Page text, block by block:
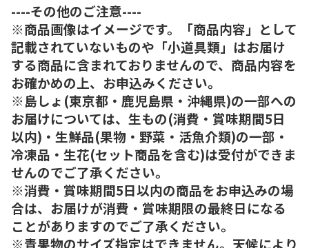
----その他のご注意----
※商品画像はイメージです。「商品内容」として
記載されていないものや「小道具類」はお届け
する商品に含まれておりませんので、商品内容を
お確かめの上、お申込みください。
※島しょ(東京都・鹿児島県・沖縄県)の一部への
お届けについては、生もの(消費・賞味期間5日
以内)・生鮮品(果物・野菜・活魚介類)の一部・
冷凍品・生花(セット商品を含む)は受付ができま
せんのでご了承ください。
※消費・賞味期間5日以内の商品をお申込みの場
合は、お届けが消費・賞味期限の最終日になる
ことがありますのでご了承ください。
※青果物のサイズ指定はできません。天候により